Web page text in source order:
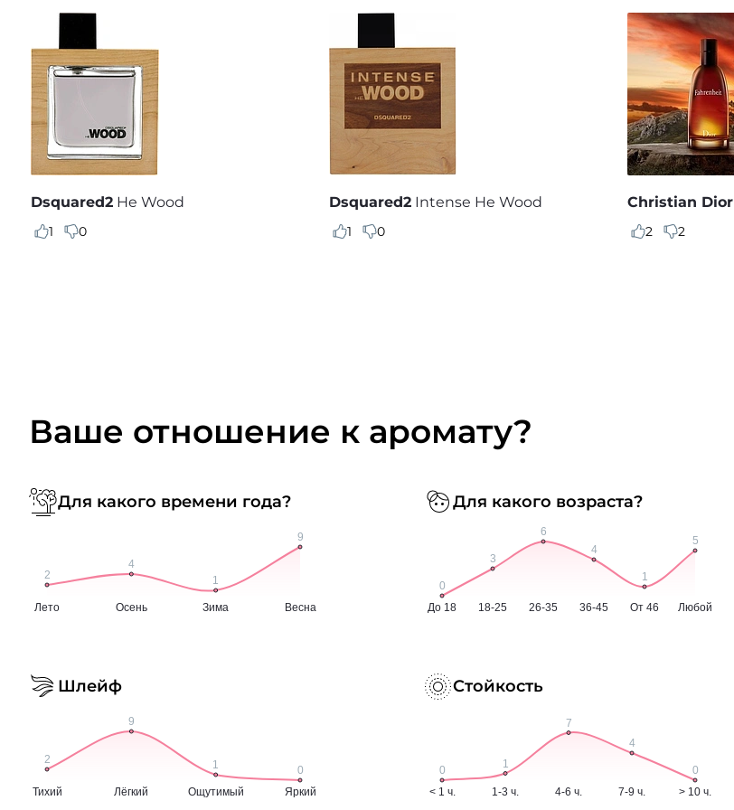
Dsquared2 He Wood
1 0
Dsquared2 Intense He Wood
1 0
Christian Dior
2 2
Ваше отношение к аромату?
Для какого времени года? Для какого возраста?
Шлейф Стойкость